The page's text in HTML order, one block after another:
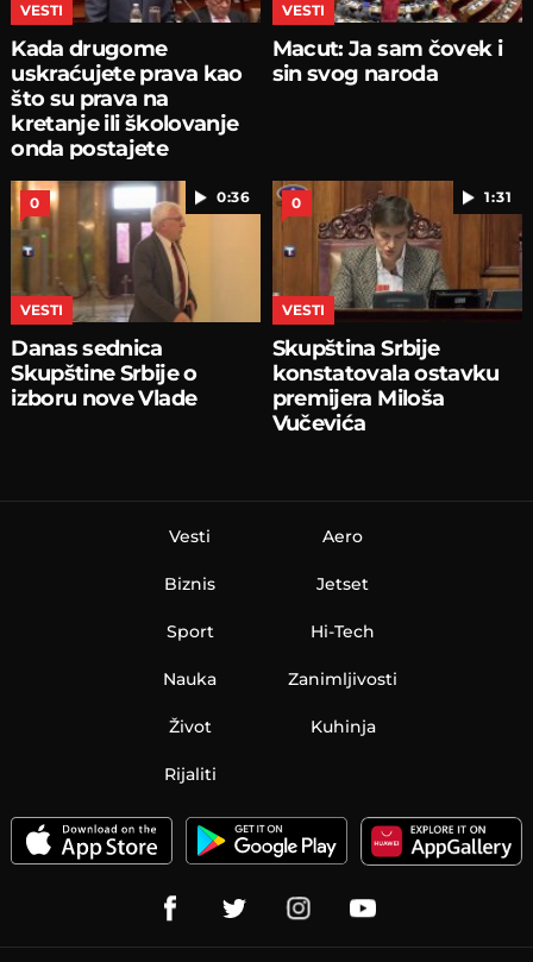
VESTI
Kada drugome
uskraćujete prava kao
što su prava na
kretanje ili školovanje
onda postajete
VESTI
Macut: Ja sam čovek i
sin svog naroda
0:36
0
VESTI
Danas sednica
Skupštine Srbije o
izboru nove Vlade
1:31
0
VESTI
Skupština Srbije
konstatovala ostavku
premijera Miloša
Vučevića
Vesti
Biznis
Sport
Nauka
Aero
Jetset
Hi-Tech
Zanimljivosti
Život Kuhinja
Rijaliti